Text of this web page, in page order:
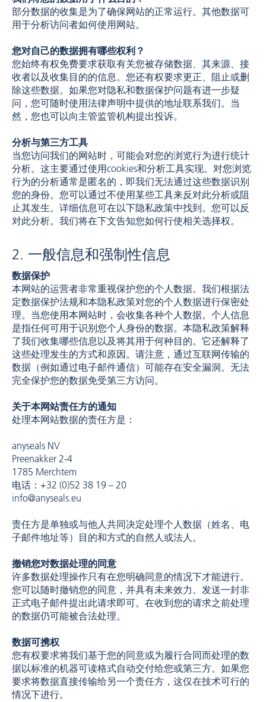
部分数据的收集是为了确保网站的正常运行。其他数据可
用于分析访问者如何使用网站。
您对自己的数据拥有哪些权利？
您始终有权免费要求获取有关您被存储数据、其来源、接
收者以及收集目的的信息。您还有权要求更正、阻止或删
除这些数据。如果您对隐私和数据保护问题有进一步疑
问，您可随时使用法律声明中提供的地址联系我们。当
然，您也可以向主管监管机构提出投诉。
分析与第三方工具
当您访问我们的网站时，可能会对您的浏览行为进行统计
分析。这主要通过使用cookies和分析工具实现。对您浏览
行为的分析通常是匿名的，即我们无法通过这些数据识别
您的身份。您可以通过不使用某些工具来反对此分析或阻
止其发生。详细信息可在以下隐私政策中找到。您可以反
对此分析。我们将在下文告知您如何行使相关选择权。
2. 一般信息和强制性信息
数据保护
本网站的运营者非常重视保护您的个人数据。我们根据法
定数据保护法规和本隐私政策对您的个人数据进行保密处
理。当您使用本网站时，会收集各种个人数据。个人信息
是指任何可用于识别您个人身份的数据。本隐私政策解释
了我们收集哪些信息以及将其用于何种目的。它还解释了
这些处理发生的方式和原因。请注意，通过互联网传输的
数据（例如通过电子邮件通信）可能存在安全漏洞。无法
完全保护您的数据免受第三方访问。
关于本网站责任方的通知
处理本网站数据的责任方是：
anyseals NV
Preenakker 2-4
1785 Merchtem
电话：+32 (0)52 38 19 – 20
info@anyseals.eu
责任方是单独或与他人共同决定处理个人数据（姓名、电
子邮件地址等）目的和方式的自然人或法人。
撤销您对数据处理的同意
许多数据处理操作只有在您明确同意的情况下才能进行。
您可以随时撤销您的同意，并具有未来效力。发送一封非
正式电子邮件提出此请求即可。在收到您的请求之前处理
的数据仍可能被合法处理。
数据可携权
您有权要求将我们基于您的同意或为履行合同而处理的数
据以标准的机器可读格式自动交付给您或第三方。如果您
要求将数据直接传输给另一个责任方，这仅在技术可行的
情况下进行。